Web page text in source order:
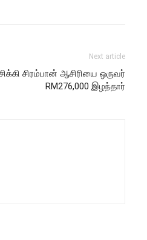
Next article
சிரம்பான் ஆசிரியை ஒருவர்
RM276,000 இழந்தார்